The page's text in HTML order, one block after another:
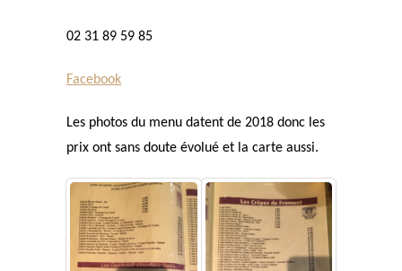
02 31 89 59 85
Facebook
Les photos du menu datent de 2018 donc les
prix ont sans doute évolué et la carte aussi.